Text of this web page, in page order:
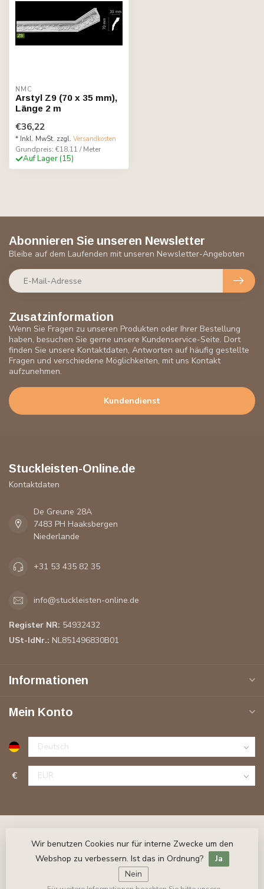
NMC
Arstyl Z9 (70 x 35 mm),
Länge 2 m
€36,22
* Inkl. MwSt. zzgl. Versandkosten
Grundpreis: €18,11 / Meter
Auf Lager (15)
Zusatzinformation
Wenn Sie Fragen zu unseren Produkten oder Ihrer Bestellung
haben, besuchen Sie gerne unsere Kundenservice-Seite. Dort
finden Sie unsere Kontaktdaten, Antworten auf häufig gestellte
Fragen und verschiedene Möglichkeiten, mit uns Kontakt
aufzunehmen.
Kundendienst
Abonnieren Sie unseren Newsletter
Bleibe auf dem Laufenden mit unseren Newsletter-Angeboten
Stuckleisten-Online.de
Kontaktdaten
De Greune 28A
7483 PH Haaksbergen
Niederlande
+31 53 435 82 35
info@stuckleisten-online.de
Register NR: 54932432
USt-IdNr.: NL851496830B01
Informationen
Mein Konto
€
Wir benutzen Cookies nur für interne Zwecke um den
Webshop zu verbessern. Ist das in Ordnung?
Ja
Nein